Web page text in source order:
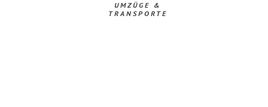
UMZÜGE &
TRANSPORTE